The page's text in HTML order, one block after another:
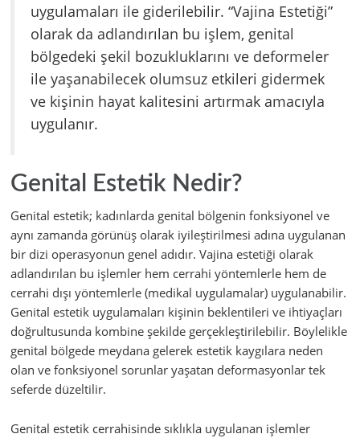
uygulamaları ile giderilebilir. “Vajina Estetiği”
olarak da adlandırılan bu işlem, genital
bölgedeki şekil bozukluklarını ve deformeler
ile yaşanabilecek olumsuz etkileri gidermek
ve kişinin hayat kalitesini artırmak amacıyla
uygulanır.
Genital Estetik Nedir?
Genital estetik; kadınlarda genital bölgenin fonksiyonel ve
aynı zamanda görünüş olarak iyileştirilmesi adına uygulanan
bir dizi operasyonun genel adıdır. Vajina estetiği olarak
adlandırılan bu işlemler hem cerrahi yöntemlerle hem de
cerrahi dışı yöntemlerle (medikal uygulamalar) uygulanabilir.
Genital estetik uygulamaları kişinin beklentileri ve ihtiyaçları
doğrultusunda kombine şekilde gerçekleştirilebilir. Böylelikle
genital bölgede meydana gelerek estetik kaygılara neden
olan ve fonksiyonel sorunlar yaşatan deformasyonlar tek
seferde düzeltilir.
Genital estetik cerrahisinde sıklıkla uygulanan işlemler